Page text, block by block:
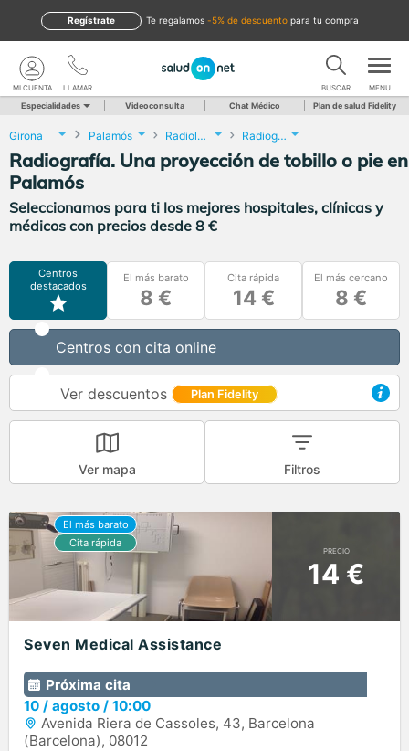
te regalamos -5% de descuento para tu compra
Regístrate
LLAMAR
MI CUENTA BUSCAR MENU
Especialidades Videoconsulta Chat Médico Plan de salud Fidelity
Girona Palamós Radiología Radiografía. Una proyección de tobillo o pie
Radiografía. Una proyección de tobillo o pie en
Palamós
Seleccionamos para ti los mejores hospitales, clínicas y
médicos con precios desde 8 €
Centros
destacados
El más barato
8 €
Cita rápida
14 €
El más cercano
8 €
Centros con cita online
Ver descuentos Plan Fidelity
Ver mapa Filtros
PRECIO
14 €
Seven Medical Assistance
Próxima cita
10 / agosto / 10:00
Avenida Riera de Cassoles, 43, Barcelona
(Barcelona), 08012